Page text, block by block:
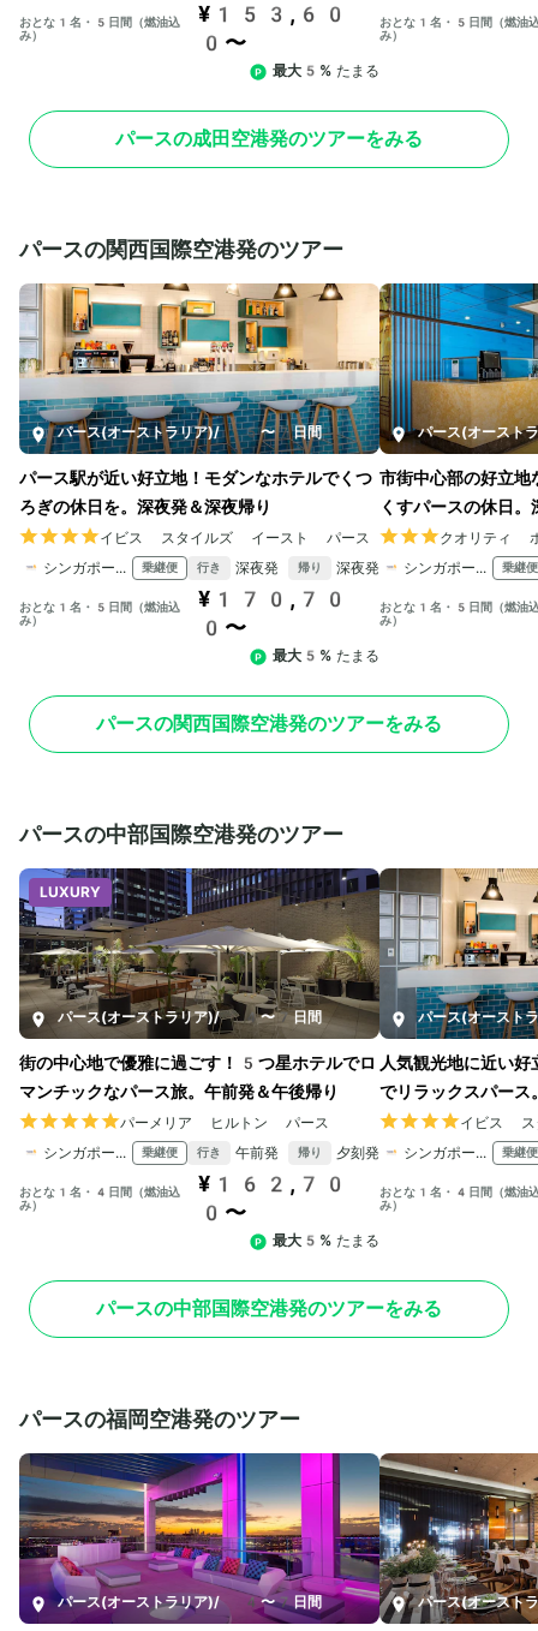
おとな1名・5日間（燃油込
み）
¥153,60
0〜
最大5% たまる
おとな1名・5日間（燃油
み）
パースの成田空港発のツアーをみる
パースの関西国際空港発のツアー
パース(オーストラリア)/ 5〜7日間
パース駅が近い好立地！モダンなホテルでくつ
ろぎの休日を。深夜発＆深夜帰り
イビス スタイルズ イースト パース
シンガポール航空
乗継便 行き 深夜発 帰り 深夜発
おとな1名・5日間（燃油込
み）
¥170,70
0〜
最大5% たまる
パース(オースト
市街中心部の好立地
くすパースの休日
クオリティ
シンガポール航空
乗継便
おとな1名・5日間（燃油
み）
パースの関西国際空港発のツアーをみる
パースの中部国際空港発のツアー
LUXURY
パース(オーストラリア)/ 4〜7日間
街の中心地で優雅に過ごす！5つ星ホテルでロ
マンチックなパース旅。午前発＆午後帰り
パーメリア ヒルトン パース
シンガポール航空
乗継便 行き 午前発 帰り 夕刻発
おとな1名・4日間（燃油込
み）
¥162,70
0〜
最大5% たまる
パース(オースト
人気観光地に近い
でリラックスパース
イビス ス
シンガポール航空
乗継便
おとな1名・4日間（燃油
み）
パースの中部国際空港発のツアーをみる
パースの福岡空港発のツアー
パース(オーストラリア)/ 4〜7日間 パース(オースト